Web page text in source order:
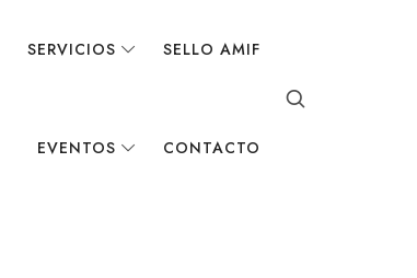
SERVICIOS SELLO AMIF
EVENTOS CONTACTO